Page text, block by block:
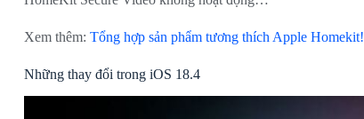
Xem thêm: Tổng hợp sản phẩm tương thích Apple Homekit!
Những thay đổi trong iOS 18.4